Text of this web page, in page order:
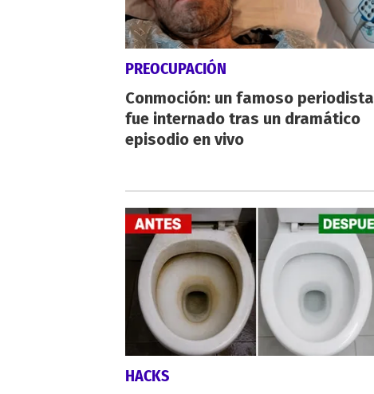
PREOCUPACIÓN
Conmoción: un famoso periodista
fue internado tras un dramático
episodio en vivo
HACKS